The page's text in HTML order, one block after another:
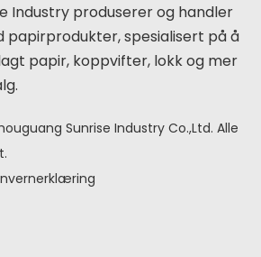
Industry produserer og handler
papirprodukter, spesialisert på å
papir, koppvifter, lokk og mer
Sunrise Industry Co.,Ltd. Alle